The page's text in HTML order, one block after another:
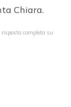
Chiara.
completa su